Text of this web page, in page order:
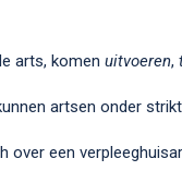
arts, komen uitvoeren,
artsen onder
over een